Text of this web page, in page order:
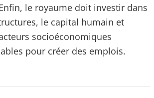
le royaume doit investir dans
le capital humain et
socioéconomiques
pour créer des emplois.